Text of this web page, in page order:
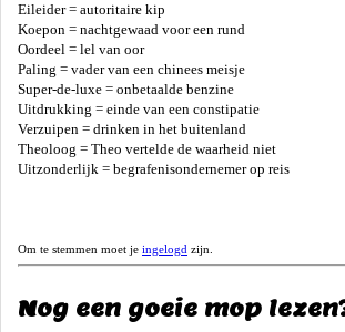
Eileider = autoritaire kip
Koepon = nachtgewaad voor een rund
Oordeel = lel van oor
Paling = vader van een chinees meisje
Super-de-luxe = onbetaalde benzine
Uitdrukking = einde van een constipatie
Verzuipen = drinken in het buitenland
Theoloog = Theo vertelde de waarheid niet
Uitzonderlijk = begrafenisondernemer op reis
Om te stemmen moet je ingelogd zijn.
Nog een goeie mop